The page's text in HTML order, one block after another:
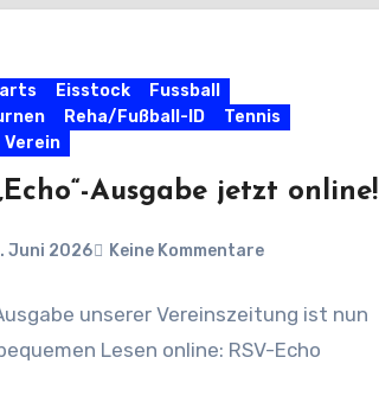
Eisstock
Fussball
Reha/Fußball-ID
Tennis
Verein
Ausgabe jetzt online!
Juni 2026 Keine Kommentare
unserer Vereinszeitung ist nun
Lesen online: RSV-Echo